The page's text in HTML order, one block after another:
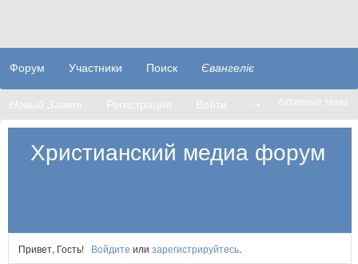
Христианский медиа форум
Форум Участники Поиск Євангеліє
Новый Завет Регистрация Войти ➝ Активные темы
Привет, Гость! Войдите или зарегистрируйтесь.